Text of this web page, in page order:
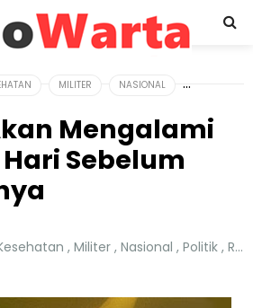
MILITER NASIONAL
Mengalami
Sebelum
, Militer , Nasional , Politik , Renungan